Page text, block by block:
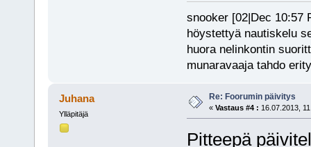
snooker [02|Dec 10:57
höystettyä nautiskelu
huora nelinkontin
munaravaaja tahdo
Juhana
Ylläpitäjä
Re: Foorumin päivitys
« Vastaus #4 : 16.07.2013,
Pitteepä